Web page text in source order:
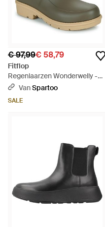
€ 97,99€ 58,79
Fitflop
Regenlaarzen Wonderwelly -
Groen
VanSpartoo
SALE